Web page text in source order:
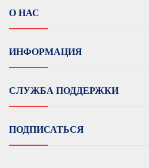
О НАС
ИНФОРМАЦИЯ
СЛУЖБА ПОДДЕРЖКИ
ПОДПИСАТЬСЯ